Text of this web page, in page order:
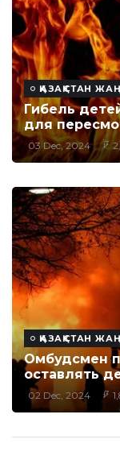
ҚАЗАҚСТАН
Гибель
для
03 Dec, 2024
ҚАЗАҚСТАН
Омбудсмен
оставлять
02 Dec, 2024